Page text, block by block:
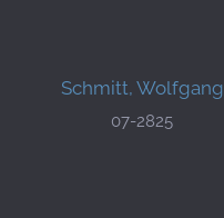
Schmitt, Wolfgang
07-2825